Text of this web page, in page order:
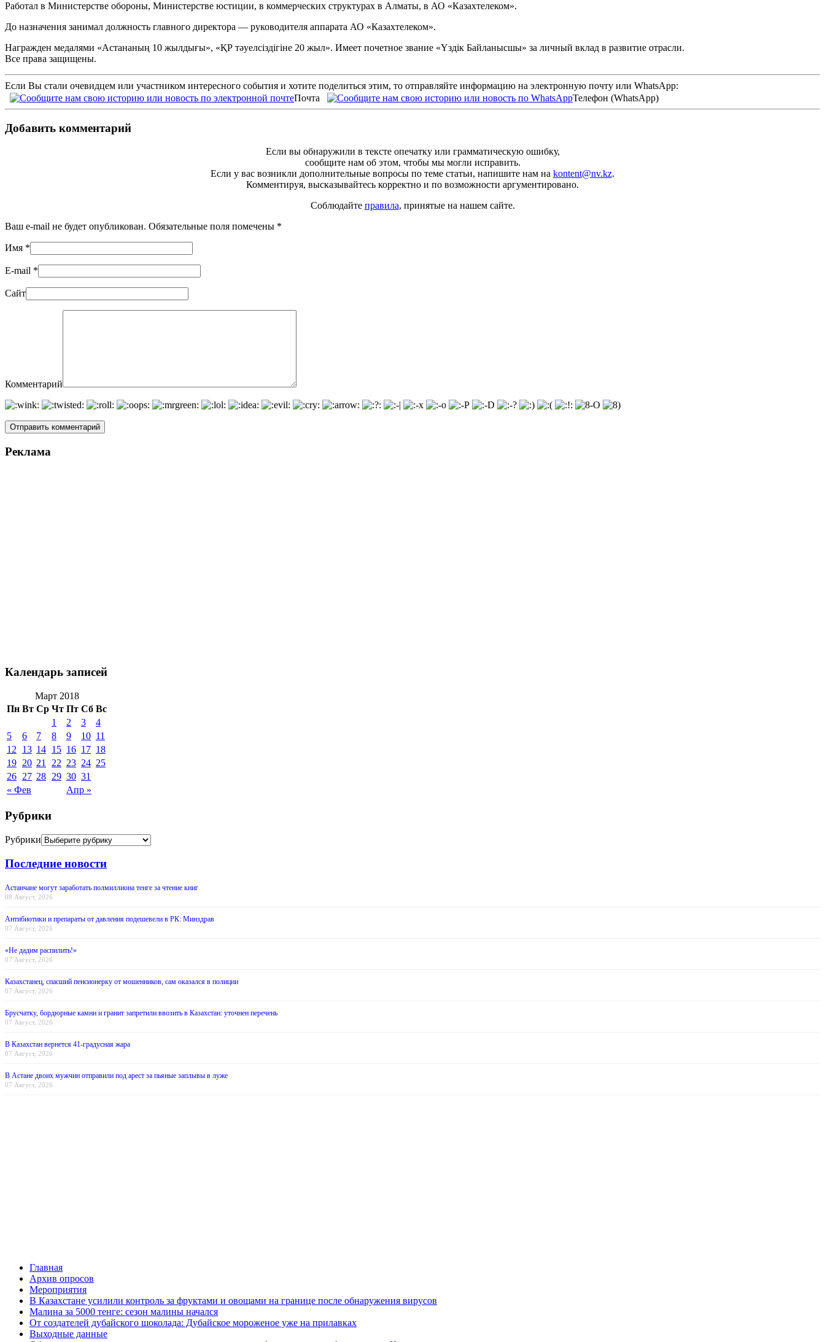
Работал в Министерстве обороны, Министерстве юстиции, в коммерческих структурах в Алматы, в АО «Казахтелеком».
До назначения занимал должность главного директора — руководителя аппарата АО «Казахтелеком».
Награжден медалями «Астананың 10 жылдығы», «ҚР тәуелсіздігіне 20 жыл». Имеет почетное звание «Үздік Байланысшы» за личный вклад в развитие отрасли.
Все права защищены.
Если Вы стали очевидцем или участником интересного события и хотите поделиться этим, то отправляйте информацию на электронную почту или WhatsApp:
Почта
Телефон (WhatsApp)
Добавить комментарий
Если вы обнаружили в тексте опечатку или грамматическую ошибку,
сообщите нам об этом, чтобы мы могли исправить.
Если у вас возникли дополнительные вопросы по теме статьи, напишите нам на kontent@nv.kz.
Комментируя, высказывайтесь корректно и по возможности аргументировано.
Соблюдайте правила, принятые на нашем сайте.
Ваш e-mail не будет опубликован. Обязательные поля помечены *
Имя *
E-mail *
Сайт
Комментарий
Реклама
Календарь записей
Март 2018
Пн Вт Ср Чт Пт Сб Вс
« Фев Апр »
1 2 3
4
5
6 7 8 9 10 11
12
13 14 15 16 17 18
19 20 21 22 23 24 25
26 27 28 29 30 31
Рубрики
Рубрики
Последние новости
Астанчане могут заработать полмиллиона тенге за чтение книг
08 Август, 2026
Антибиотики и препараты от давления подешевели в РК: Минздрав
07 Август, 2026
«Не дадим распилить!»
07 Август, 2026
Казахстанец, спасший пенсионерку от мошенников, сам оказался в полиции
07 Август, 2026
Брусчатку, бордюрные камни и гранит запретили ввозить в Казахстан: уточнен перечень
07 Август, 2026
В Казахстан вернется 41-градусная жара
07 Август, 2026
В Астане двоих мужчин отправили под арест за пьяные заплывы в луже
07 Август, 2026
Главная
Архив опросов
Мероприятия
В Казахстане усилили контроль за фруктами и овощами на границе после обнаружения вирусов
Малина за 5000 тенге: сезон малины начался
От создателей дубайского шоколада: Дубайское мороженое уже на прилавках
Выходные данные